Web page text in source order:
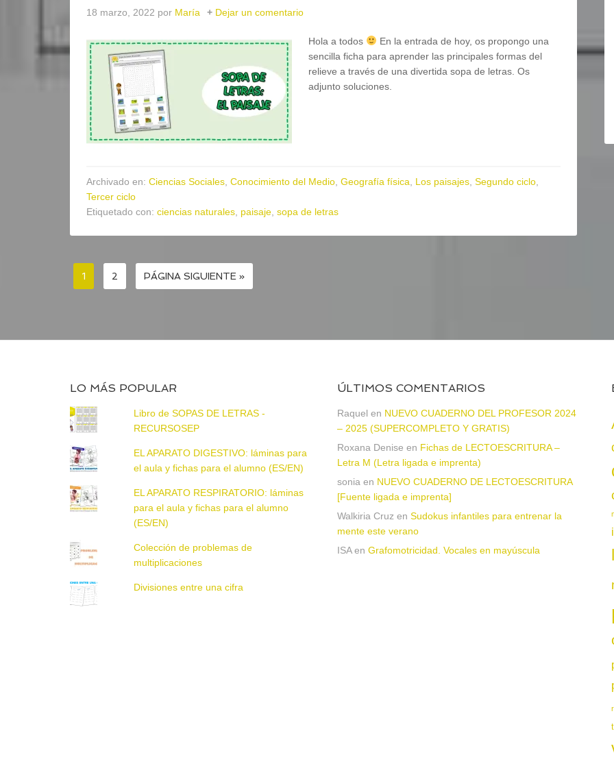
18 marzo, 2022 por María Dejar un comentario
Hola a todos
En la entrada de hoy, os propongo una
sencilla ficha para aprender las principales formas del
relieve a través de una divertida sopa de letras. Os
adjunto soluciones.
Archivado en: Ciencias Sociales Conocimiento del Medio Geografía física Los paisajes Segundo ciclo
Tercer ciclo
Etiquetado con: ciencias naturales paisaje sopa de letras
1 2 PÁGINA SIGUIENTE »
LO MÁS POPULAR
Libro de SOPAS DE LETRAS -
RECURSOSEP
EL APARATO DIGESTIVO: láminas para
el aula y fichas para el alumno (ES/EN)
EL APARATO RESPIRATORIO: láminas
para el aula y fichas para el alumno
(ES/EN)
Colección de problemas de
multiplicaciones
Divisiones entre una cifra
ÚLTIMOS COMENTARIOS
Raquel en NUEVO CUADERNO DEL PROFESOR 2024
– 2025 (SUPERCOMPLETO Y GRATIS)
Roxana Denise en Fichas de LECTOESCRITURA –
Letra M (Letra ligada e imprenta)
sonia en NUEVO CUADERNO DE LECTOESCRITURA
[Fuente ligada e imprenta]
Walkiria Cruz en Sudokus infantiles para entrenar la
mente este verano
ISAen Grafomotricidad. Vocales en mayúscula